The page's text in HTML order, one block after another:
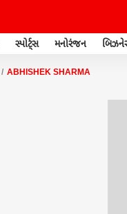
સ્પોર્ટ્સ મનોરંજન
ABHISHEK SHARMA